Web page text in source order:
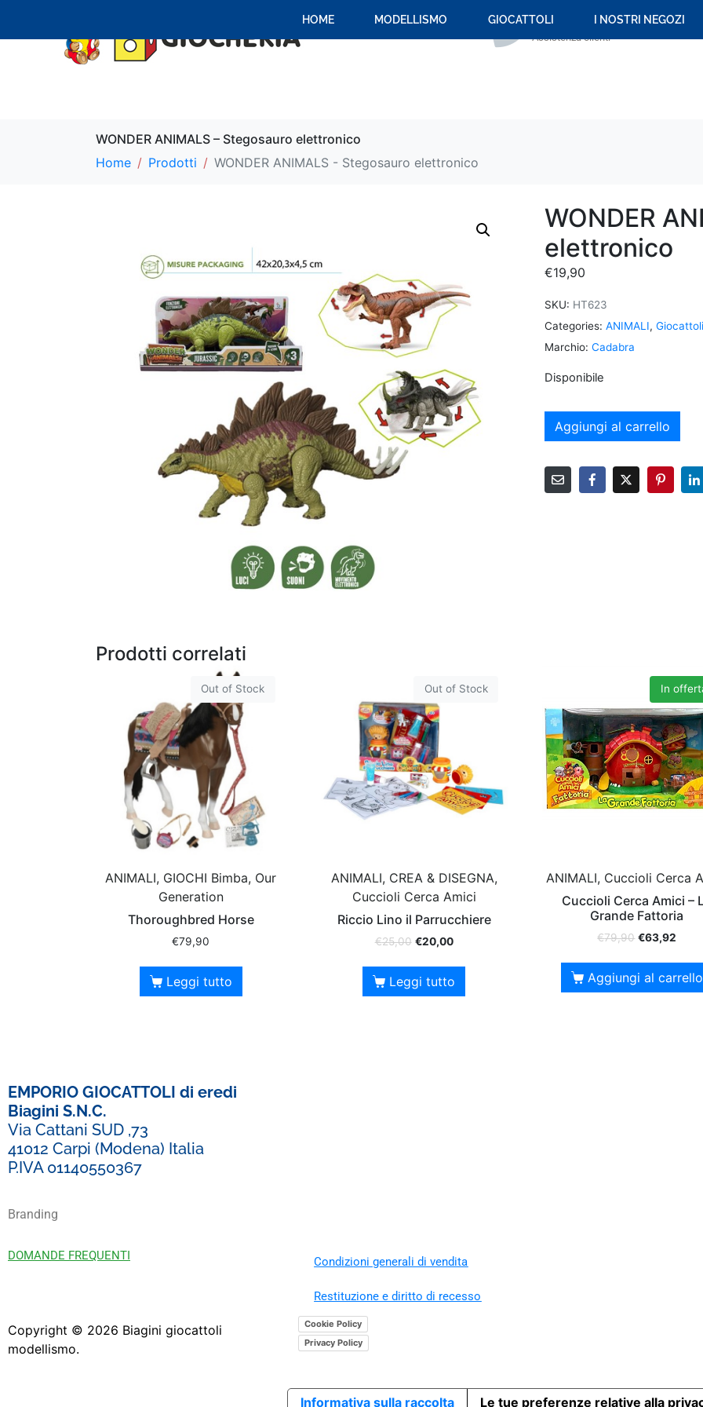
+39 059 694 092
Assistenza clienti
HOME MODELLISMO GIOCATTOLI I NOSTRI NEGOZI
WONDER ANIMALS – Stegosauro elettronico
Home
Prodotti WONDER ANIMALS - Stegosauro elettronico
WONDER
elettronico
€19,90
SKU: HT623
Categories: ANIMALI, Giocattoli
Marchio: Cadabra
Disponibile
Aggiungi al carrello
Prodotti correlati
Out of Stock
ANIMALI, GIOCHI Bimba, Our
Generation
Thoroughbred Horse
€79,90
Leggi tutto
Out of Stock
ANIMALI, CREA & DISEGNA,
Cuccioli Cerca Amici
Riccio Lino il Parrucchiere
€25,00 €20,00
Leggi tutto
In
ANIMALI, Cuccioli Cerca
Cuccioli Cerca Amici –
Grande Fattoria
€79,90 €63,92
Aggiungi al carrello
EMPORIO GIOCATTOLI di eredi
Biagini S.N.C.
Via Cattani SUD ,73
41012 Carpi (Modena) Italia
P.IVA 01140550367
Branding
DOMANDE FREQUENTI Condizioni generali di vendita
Restituzione e diritto di recesso
Copyright © 2026 Biagini giocattoli
modellismo.
Cookie Policy
Privacy Policy
Informativa sulla raccolta Le tue preferenze relative alla